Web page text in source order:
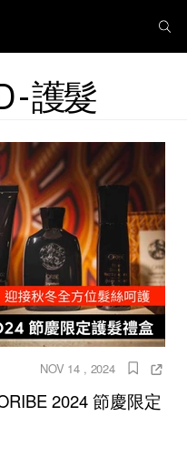
- 護髮
NOV 14 , 2024
2024 節慶限定